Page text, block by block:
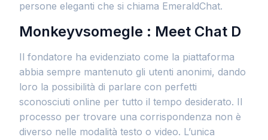
persone eleganti che si chiama EmeraldChat.
Monkeyvsomegle : Meet Chat D
Il fondatore ha evidenziato come la piattaforma
abbia sempre mantenuto gli utenti anonimi, dando
loro la possibilità di parlare con perfetti
sconosciuti online per tutto il tempo desiderato. Il
processo per trovare una corrispondenza non è
diverso nelle modalità testo o video. L’unica